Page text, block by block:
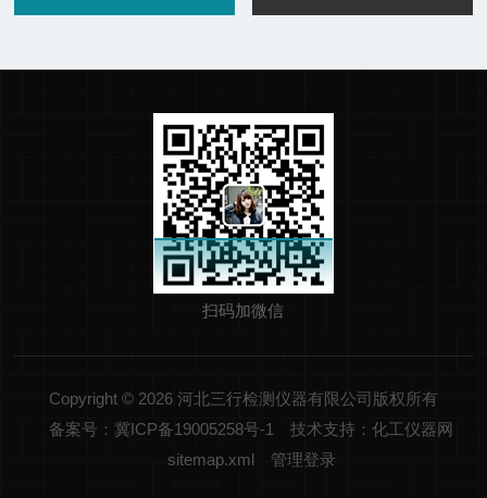
扫码加微信
Copyright © 2026 河北三行检测仪器有限公司版权所有
备案号：冀ICP备19005258号-1
技术支持：化工仪器网
sitemap.xml
管理登录